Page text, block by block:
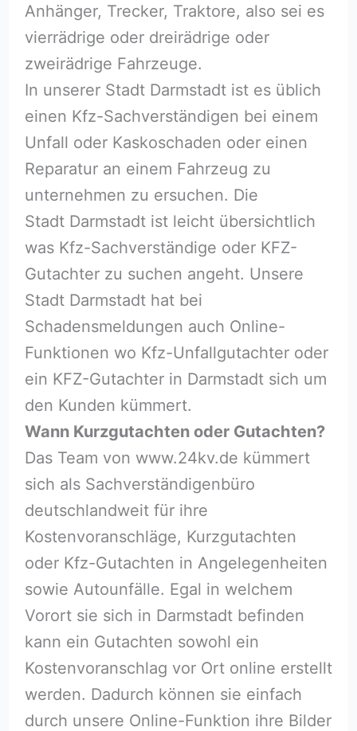
Anhänger, Trecker, Traktore, also sei es
vierrädrige oder dreirädrige oder
zweirädrige Fahrzeuge.
In unserer Stadt Darmstadt ist es üblich
einen Kfz-Sachverständigen bei einem
Unfall oder Kaskoschaden oder einen
Reparatur an einem Fahrzeug zu
unternehmen zu ersuchen. Die
Stadt Darmstadt ist leicht übersichtlich
was Kfz-Sachverständige oder KFZ-
Gutachter zu suchen angeht. Unsere
Stadt Darmstadt hat bei
Schadensmeldungen auch Online-
Funktionen wo Kfz-Unfallgutachter oder
ein KFZ-Gutachter in Darmstadt sich um
den Kunden kümmert.
Wann Kurzgutachten oder Gutachten?
Das Team von www.24kv.de kümmert
sich als Sachverständigenbüro
deutschlandweit für ihre
Kostenvoranschläge, Kurzgutachten
oder Kfz-Gutachten in Angelegenheiten
sowie Autounfälle. Egal in welchem
Vorort sie sich in Darmstadt befinden
kann ein Gutachten sowohl ein
Kostenvoranschlag vor Ort online erstellt
werden. Dadurch können sie einfach
durch unsere Online-Funktion ihre Bilder